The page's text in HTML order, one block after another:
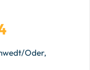
Oder,